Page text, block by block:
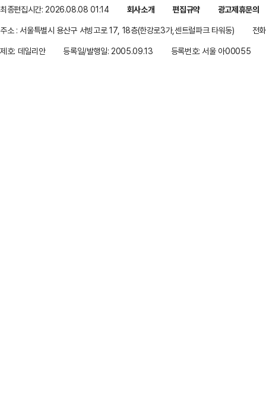
최종편집시간: 2026.08.08 01:14 회사소개 편집규약
광고제휴문의
주소 : 서울특별시 용산구 서빙고로 17, 18층(한강로3가,센트럴파크 타워동)
전
제호: 데일리안
등록일/발행일: 2005.09.13 등록번호: 서울 아00055